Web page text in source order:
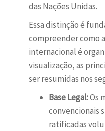
das Nações Unidas.
Essa distinção é
compreender como
internacional é
visualização, as
ser resumidas nos
Base Legal:Os
convencionais
ratificadas